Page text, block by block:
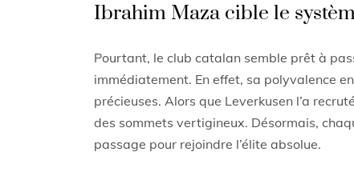
Ibrahim Maza cible le
Pourtant, le club catalan semble prêt à
immédiatement. En effet, sa polyvalence
précieuses. Alors que Leverkusen l’a
des sommets vertigineux. Désormais,
passage pour rejoindre l’élite absolue.